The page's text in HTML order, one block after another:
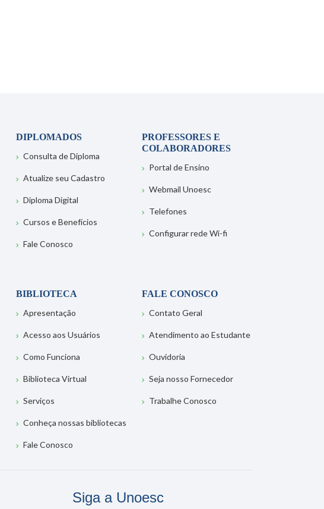
DIPLOMADOS
Consulta de Diploma
Atualize seu Cadastro
Diploma Digital
Cursos e Benefícios
Fale Conosco
PROFESSORES E
COLABORADORES
Portal de Ensino
Webmail Unoesc
Telefones
Configurar rede Wi-fi
BIBLIOTECA
Apresentação
Acesso aos Usuários
Como Funciona
Biblioteca Virtual
Serviços
Conheça nossas bibliotecas
Fale Conosco
FALE CONOSCO
Contato Geral
Atendimento ao Estudante
Ouvidoria
Seja nosso Fornecedor
Trabalhe Conosco
Siga a Unoesc